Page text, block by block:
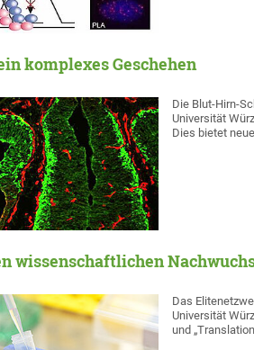
komplexes Geschehen
Die Blut-Hirn-
Universität
Dies bietet
wissenschaftlichen
Das
Universität
und